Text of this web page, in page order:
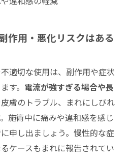
作用・悪化リスクはある
適切な使用は、副作用や症状
す。 電流が強すぎる場合や長
膚のトラブル、まれにしびれ
施術中に痛みや違和感を感じ
申し出ましょう。慢性的な症
ケースもまれに報告されてい